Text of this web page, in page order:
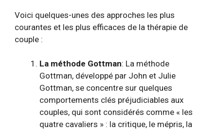
Voici quelques-unes des approches les plus
courantes et les plus efficaces de la thérapie de
couple :
La méthode Gottman: La méthode
Gottman, développé par John et Julie
Gottman, se concentre sur quelques
comportements clés préjudiciables aux
couples, qui sont considérés comme « les
quatre cavaliers » : la critique, le mépris, la